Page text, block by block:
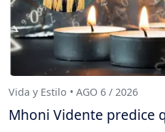
Vida y Estilo • AGO 6 / 2026
Mhoni Vidente predice